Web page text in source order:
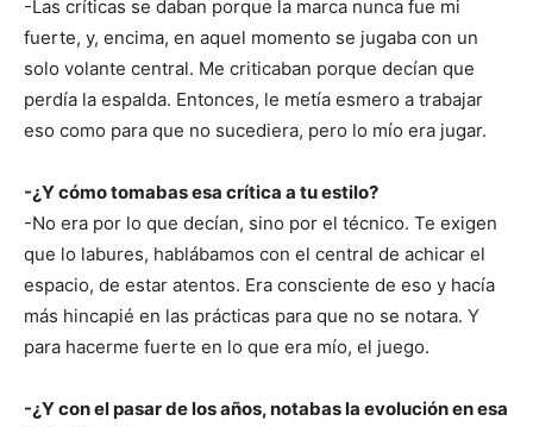
-Las críticas se daban porque la marca nunca fue mi
fuerte, y, encima, en aquel momento se jugaba con un
solo volante central. Me criticaban porque decían que
perdía la espalda. Entonces, le metía esmero a trabajar
eso como para que no sucediera, pero lo mío era jugar.
-¿Y cómo tomabas esa crítica a tu estilo?
-No era por lo que decían, sino por el técnico. Te exigen
que lo labures, hablábamos con el central de achicar el
espacio, de estar atentos. Era consciente de eso y hacía
más hincapié en las prácticas para que no se notara. Y
para hacerme fuerte en lo que era mío, el juego.
-¿Y con el pasar de los años, notabas la evolución en esa